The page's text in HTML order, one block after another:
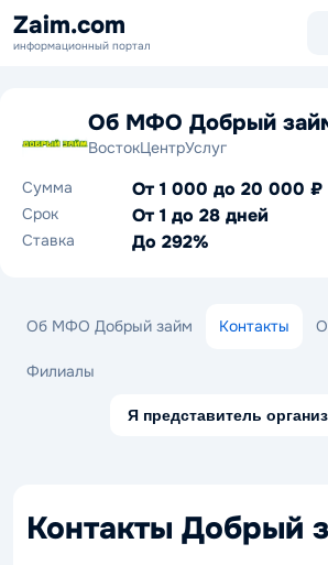
Zaim.com
информационный портал
Об МФО Добрый
ВостокЦентрУслуг
Сумма
От 1 000 до 20 000 ₽
Срок От 1 до 28 дней
Ставка До 292%
Об МФО Добрый займ Контакты
Филиалы
Я представитель
Контакты Добрый